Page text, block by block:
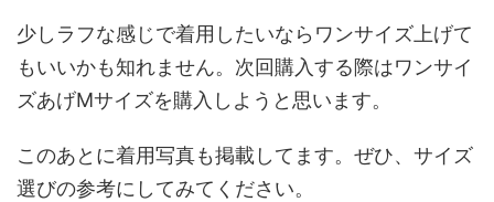
少しラフな感じで着用したいならワンサイズ上げて
もいいかも知れません。次回購入する際はワンサイ
ズあげMサイズを購入しようと思います。
このあとに着用写真も掲載してます。ぜひ、サイズ
選びの参考にしてみてください。